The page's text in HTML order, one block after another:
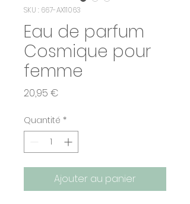
SKU : 667-AX11063
Eau de parfum
Cosmique pour
femme
20,95 €
Quantité *
Ajouter au panier